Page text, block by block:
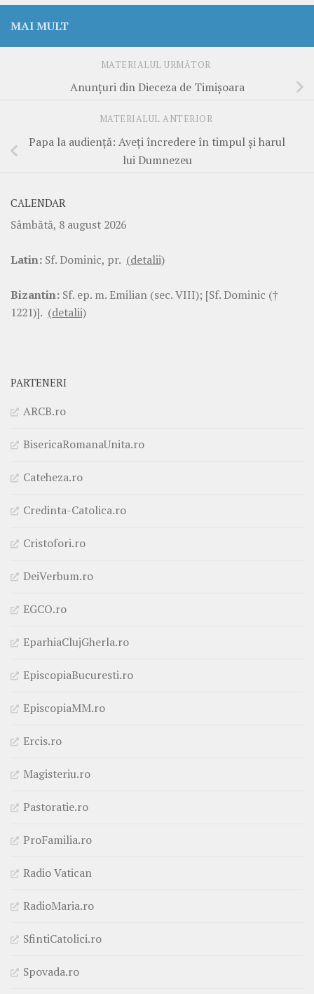
MAI MULT
MATERIALUL URMĂTOR
Anunțuri din Dieceza de Timișoara
MATERIALUL ANTERIOR
Papa la audiență: Aveți încredere în timpul și harul
lui Dumnezeu
CALENDAR
Sâmbătă, 8 august 2026
Latin: Sf. Dominic, pr. (detalii)
Bizantin: Sf. ep. m. Emilian (sec. VIII); [Sf. Dominic (†
1221)]. (detalii)
PARTENERI
ARCB.ro
BisericaRomanaUnita.ro
Cateheza.ro
Credinta-Catolica.ro
Cristofori.ro
DeiVerbum.ro
EGCO.ro
EparhiaClujGherla.ro
EpiscopiaBucuresti.ro
EpiscopiaMM.ro
Ercis.ro
Magisteriu.ro
Pastoratie.ro
ProFamilia.ro
Radio Vatican
RadioMaria.ro
SfintiCatolici.ro
Spovada.ro